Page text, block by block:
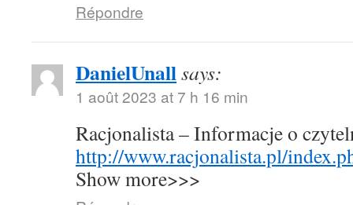
Répondre
DanielUnallsays:
1 août 2023 at 7 h 16 min
Racjonalista – Informacje o
http://www.racjonalista.pl/
Show more>>>